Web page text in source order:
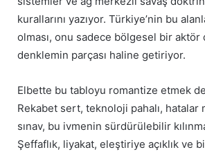
kurallarını yazıyor. Türkiye’nin bu
olması, onu sadece bölgesel bir
denklemin parçası haline getiriyor.
Elbette bu tabloyu romantize etmek
Rekabet sert, teknoloji pahalı, hatalar
sınav, bu ivmenin sürdürülebilir
Şeffaflık, liyakat, eleştiriye açıklık ve